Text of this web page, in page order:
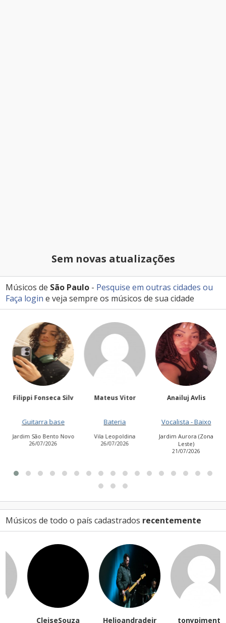
Sem novas atualizações
Músicos de São Paulo - Pesquise em outras cidades ou
Faça login e veja sempre os músicos de sua cidade
Filippi Fonseca Silv
Guitarra base
Jardim São Bento Novo
26/07/2026
Mateus Vitor
Bateria
Vila Leopoldina
26/07/2026
Anailuj Avlis
Vocalista - Baixo
Jardim Aurora (Zona
Leste)
21/07/2026
Músicos de todo o país cadastrados recentemente
CleiseSouza Helioandradejr tonypimenta